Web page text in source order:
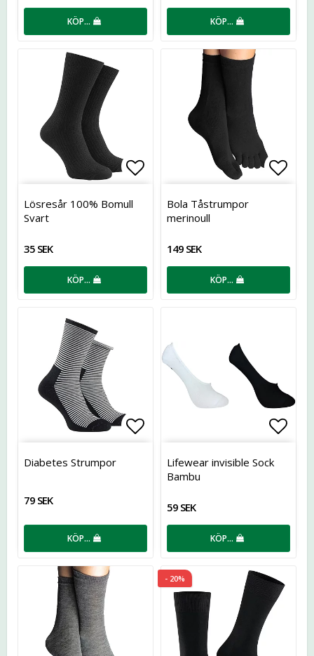
KÖP… KÖP…
Lägg till i favoritlistan
Lösresår 100% Bomull
Svart
35 SEK
KÖP…
Bola Tåstrumpor
merinoull
149 SEK
KÖP…
Lägg till i favoritlistan
Diabetes Strumpor
79 SEK
KÖP…
Lifewear invisible Sock
Bambu
59 SEK
KÖP…
- 20%